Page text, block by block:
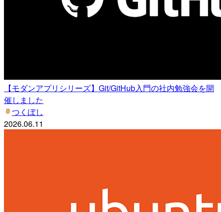
【モダンアプリシリーズ】Git/GitHub入門の社内勉強会を開
催しました
つくぼし
2026.06.11